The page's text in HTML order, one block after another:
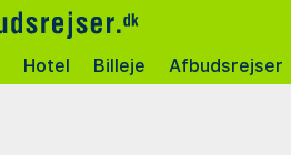
Hotel Billeje Afbudsrejser